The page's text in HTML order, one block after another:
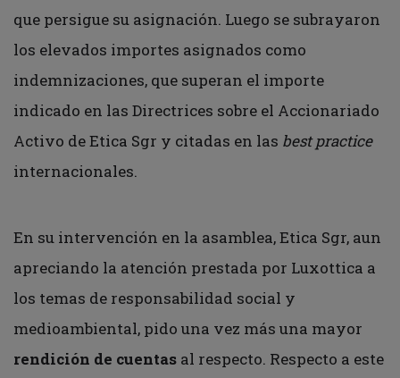
que persigue su asignación. Luego se subrayaron
los elevados importes asignados como
indemnizaciones, que superan el importe
indicado en las Directrices sobre el Accionariado
Activo de Etica Sgr y citadas en las best practice
internacionales.
En su intervención en la asamblea, Etica Sgr, aun
apreciando la atención prestada por Luxottica a
los temas de responsabilidad social y
medioambiental, pido una vez más una mayor
rendición de cuentas al respecto. Respecto a este